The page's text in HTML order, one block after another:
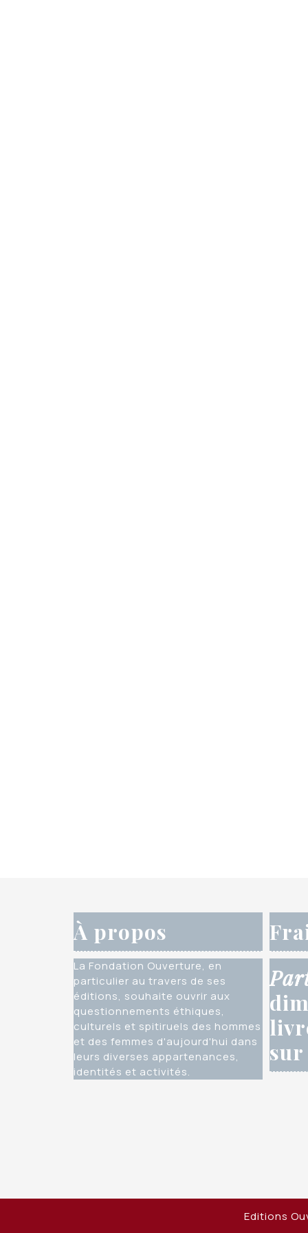
À propos
La Fondation Ouverture, en
particulier au travers de ses
éditions, souhaite ouvrir aux
questionnements éthiques,
culturels et spitiruels des hommes
et des femmes d'aujourd'hui dans
leurs diverses appartenances,
identités et activités.
sur
Editions